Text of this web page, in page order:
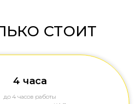
СТОИТ
4 часа
до 4 часов работы